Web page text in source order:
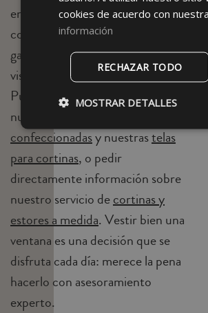
encargamos de la instalación,
con tejidos de diseño propio y la
garantía de calidad de quien lleva
vistiendo hogares desde 1947.
Puedes empezar inspirándote en
nuestras
confeccionadasy nuestrastelas
para cortinas, o pedir
directamente información sobre
nuestro servicio decortinas y
estores a medida. Vestir bien una
ventana es una decisión que se
disfruta cada día: merece la pena
hacerlo con asesoramiento
experto.
cookies de acuerdo con
información
RECHAZAR TODO
MOSTRAR DETALLES